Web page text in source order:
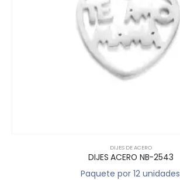
DIJES DE ACERO
DIJES ACERO NB-2543
Paquete por 12 unidades